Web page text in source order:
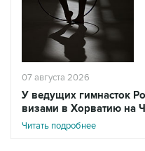
07 августа 2026
У ведущих гимнасток
визами в Хорватию на
Читать подробнее